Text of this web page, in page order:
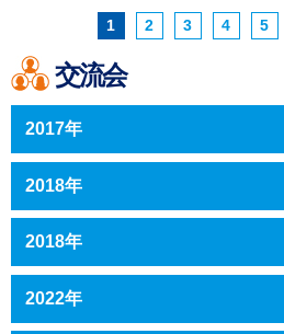
1 2 3 4 5
交流会
2017年
2018年
2018年
2022年